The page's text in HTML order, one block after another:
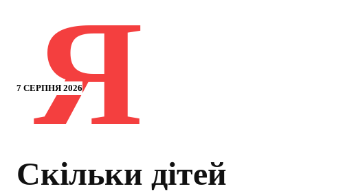
7 СЕРПНЯ 2026
Я
Скільки дітей